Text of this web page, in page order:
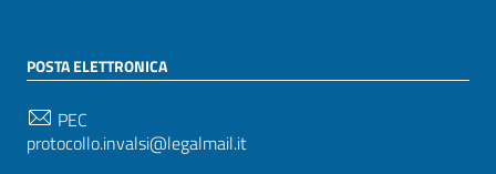
POSTA ELETTRONICA
PEC
protocollo.invalsi@legalmail.it